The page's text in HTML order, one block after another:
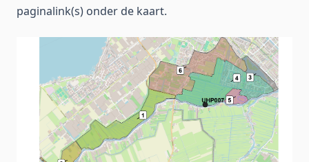
paginalink(s) onder de kaart.